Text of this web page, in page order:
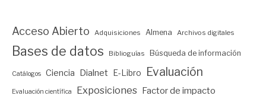
Acceso Abierto Adquisiciones Almena Archivos digitales
Bases de datos Biblioguías Búsqueda de información
Catálogos Ciencia Dialnet E-Libro Evaluación
Evaluación científica Exposiciones Factor de impacto